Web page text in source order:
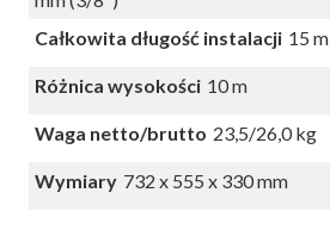
Całkowita długość instalacji 15 m
Różnica wysokości 10 m
Waga netto/brutto 23,5/26,0 kg
Wymiary 732 x 555 x 330 mm